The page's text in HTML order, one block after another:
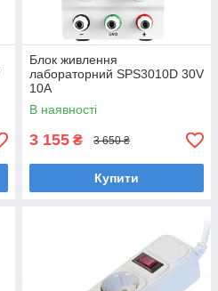
Блок живлення
лабораторний SPS3010D 30V
10A
В наявності
3 155 ₴ 3 650 ₴
Купити